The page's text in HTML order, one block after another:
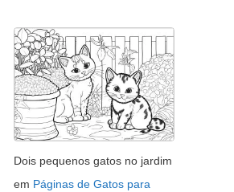
Dois pequenos gatos no jardim
em Páginas de Gatos para